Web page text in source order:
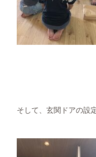
そして、玄関ドアの設